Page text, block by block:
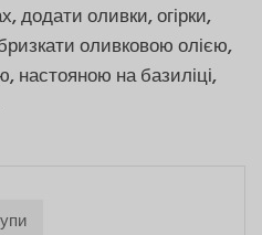
додати оливки, огірки,
оливковою олією,
настояною на базиліці,